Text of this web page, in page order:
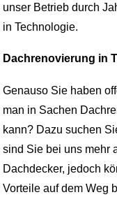
unser Betrieb durch
in Technologie.
Dachrenovierung in
Genauso Sie haben
man in Sachen
kann? Dazu suchen
sind Sie bei uns mehr
Dachdecker, jedoch
Vorteile auf dem Weg